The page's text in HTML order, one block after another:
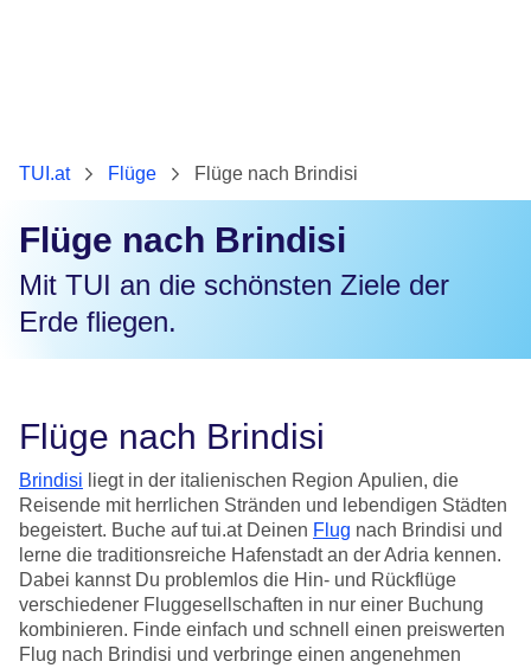
TUI.at Flüge Flüge nach Brindisi
Flüge nach Brindisi
Mit TUI an die schönsten Ziele der
Erde fliegen.
Flüge nach Brindisi
Brindisi liegt in der italienischen Region Apulien, die
Reisende mit herrlichen Stränden und lebendigen Städten
begeistert. Buche auf tui.at Deinen Flug nach Brindisi und
lerne die traditionsreiche Hafenstadt an der Adria kennen.
Dabei kannst Du problemlos die Hin- und Rückflüge
verschiedener Fluggesellschaften in nur einer Buchung
kombinieren. Finde einfach und schnell einen preiswerten
Flug nach Brindisi und verbringe einen angenehmen